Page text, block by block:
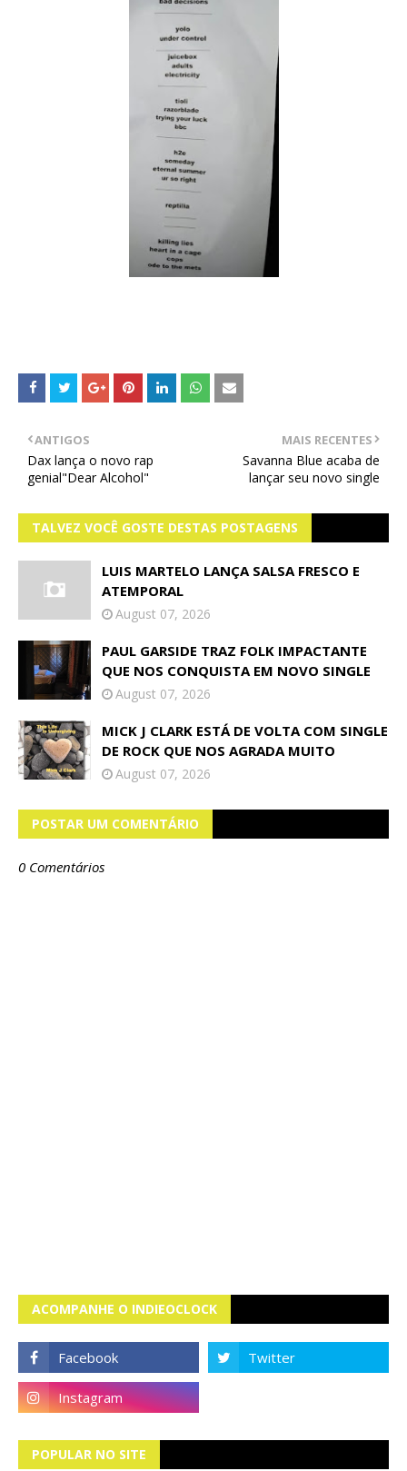
MAIS RECENTES
Savanna Blue acaba de
lançar seu novo single
ANTIGOS
Dax lança o novo rap
genial"Dear Alcohol"
TALVEZ VOCÊ GOSTE DESTAS POSTAGENS
LUIS MARTELO LANÇA SALSA FRESCO E
ATEMPORAL
August 07, 2026
PAUL GARSIDE TRAZ FOLK IMPACTANTE
QUE NOS CONQUISTA EM NOVO SINGLE
August 07, 2026
MICK J CLARK ESTÁ DE VOLTA COM SINGLE
DE ROCK QUE NOS AGRADA MUITO
August 07, 2026
POSTAR UM COMENTÁRIO
0 Comentários
ACOMPANHE O INDIEOCLOCK
POPULAR NO SITE